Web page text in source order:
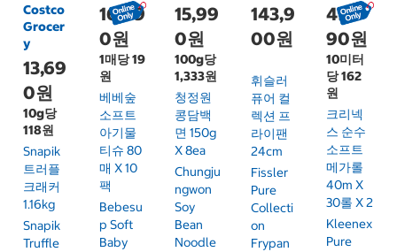
Costco
Grocer
y
13,69
0원
10g당
118원
Snapik
트러플
크래커
1.16kg
Snapik
Truffle
16,99
0원
1매당 19
원
베베숲
소프트
아기물
티슈 80
매 X 10
팩
Bebesu
P Soft
Baby
15,99
0원
100g당
1,333원
청정원
콩담백
면 150g
X 8ea
Chungju
Ngwon
Soy
Bean
Noodle
143,9
00원
휘슬러
퓨어 컬
렉션 프
라이팬
24cm
Fissler
Pure
Collecti
On
Frypan
49,9
90원
10미터
당 162
원
크리넥
스 순수
소프트
메가롤
40m X
30롤 X 2
Kleenex
Pure